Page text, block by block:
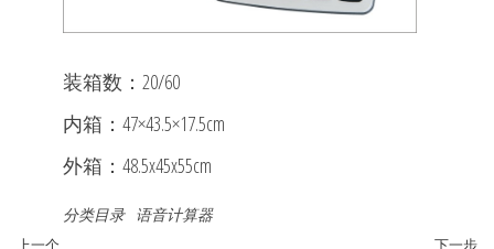
装箱数：20/60
内箱：47×43.5×17.5cm
外箱：48.5x45x55cm
分类目录 语音计算器
上一个 下一步